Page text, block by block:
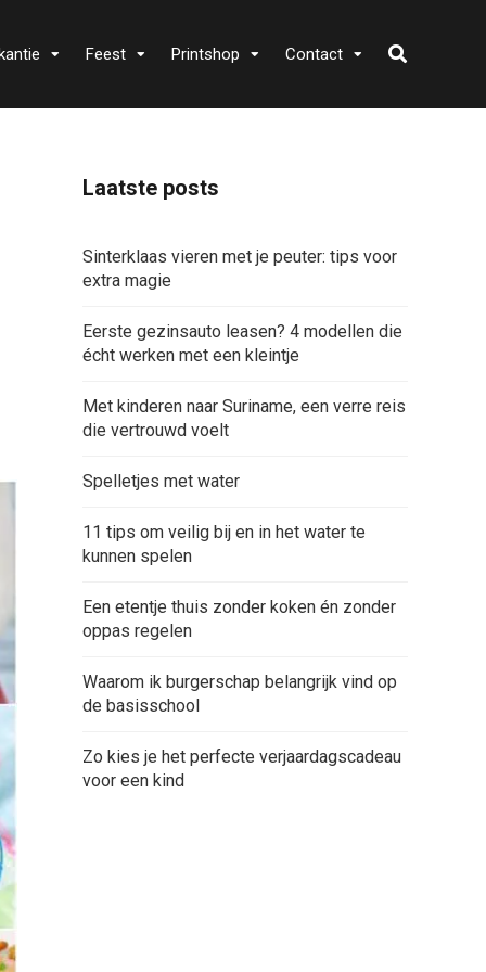
Feest Printshop Contact
Laatste posts
Sinterklaas vieren met je peuter: tips voor
extra magie
Eerste gezinsauto leasen? 4 modellen die
écht werken met een kleintje
Met kinderen naar Suriname, een verre reis
die vertrouwd voelt
Spelletjes met water
11 tips om veilig bij en in het water te
kunnen spelen
Een etentje thuis zonder koken én zonder
oppas regelen
Waarom ik burgerschap belangrijk vind op
de basisschool
Zo kies je het perfecte verjaardagscadeau
voor een kind